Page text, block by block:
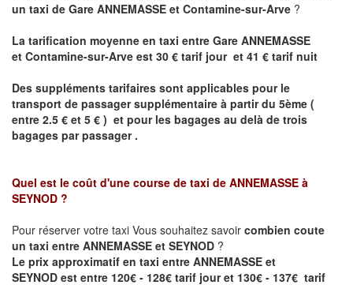
un taxi de Gare ANNEMASSE et Contamine-sur-Arve ?
La tarification moyenne en taxi entre Gare ANNEMASSE
et Contamine-sur-Arve est 30 € tarif jour et 41 € tarif nuit
Des suppléments tarifaires sont applicables pour le
transport de passager supplémentaire à partir du 5ème (
entre 2.5 € et 5 € ) et pour les bagages au delà de trois
bagages par passager .
Quel est le coût d'une course de taxi de ANNEMASSE à
SEYNOD ?
Pour réserver votre taxi Vous souhaitez savoir combien coute
un taxi entre ANNEMASSE et SEYNOD ?
Le prix approximatif en taxi entre ANNEMASSE et
SEYNOD est entre 120€ - 128€ tarif jour et 130€ - 137€ tarif